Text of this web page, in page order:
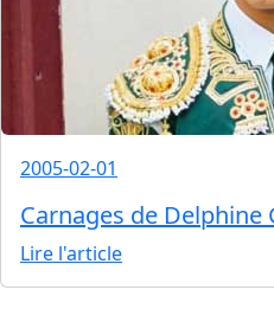
2005-02-01
Carnages de Delphine
Lire l'article